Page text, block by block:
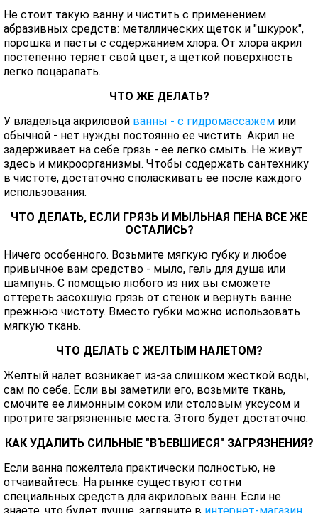
Не стоит такую ванну и чистить с применением
абразивных средств: металлических щеток и "шкурок",
порошка и пасты с содержанием хлора. От хлора акрил
постепенно теряет свой цвет, а щеткой поверхность
легко поцарапать.
ЧТО ЖЕ ДЕЛАТЬ?
У владельца акриловой ванны - с гидромассажем или
обычной - нет нужды постоянно ее чистить. Акрил не
задерживает на себе грязь - ее легко смыть. Не живут
здесь и микроорганизмы. Чтобы содержать сантехнику
в чистоте, достаточно споласкивать ее после каждого
использования.
ЧТО ДЕЛАТЬ, ЕСЛИ ГРЯЗЬ И МЫЛЬНАЯ ПЕНА ВСЕ ЖЕ
ОСТАЛИСЬ?
Ничего особенного. Возьмите мягкую губку и любое
привычное вам средство - мыло, гель для душа или
шампунь. С помощью любого из них вы сможете
оттереть засохшую грязь от стенок и вернуть ванне
прежнюю чистоту. Вместо губки можно использовать
мягкую ткань.
ЧТО ДЕЛАТЬ С ЖЕЛТЫМ НАЛЕТОМ?
Желтый налет возникает из-за слишком жесткой воды,
сам по себе. Если вы заметили его, возьмите ткань,
смочите ее лимонным соком или столовым уксусом и
протрите загрязненные места. Этого будет достаточно.
КАК УДАЛИТЬ СИЛЬНЫЕ "ВЪЕВШИЕСЯ" ЗАГРЯЗНЕНИЯ?
Если ванна пожелтела практически полностью, не
отчаивайтесь. На рынке существуют сотни
специальных средств для акриловых ванн. Если не